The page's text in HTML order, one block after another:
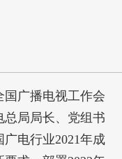
广播电视工作会
局局长、党组书
电行业2021年成